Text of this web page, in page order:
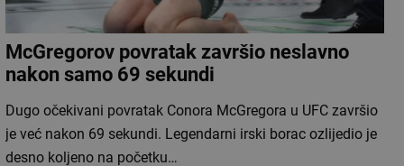
McGregorov povratak završio neslavno
nakon samo 69 sekundi
Dugo očekivani povratak Conora McGregora u UFC završio
je već nakon 69 sekundi. Legendarni irski borac ozlijedio je
desno koljeno na početku…